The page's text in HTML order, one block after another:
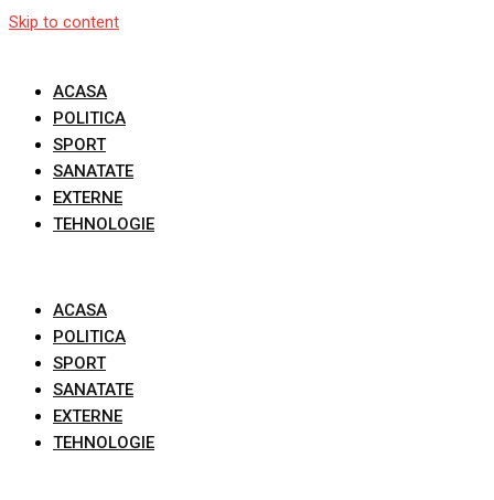
Skip to content
ACASA
POLITICA
SPORT
SANATATE
EXTERNE
TEHNOLOGIE
ACASA
POLITICA
SPORT
SANATATE
EXTERNE
TEHNOLOGIE